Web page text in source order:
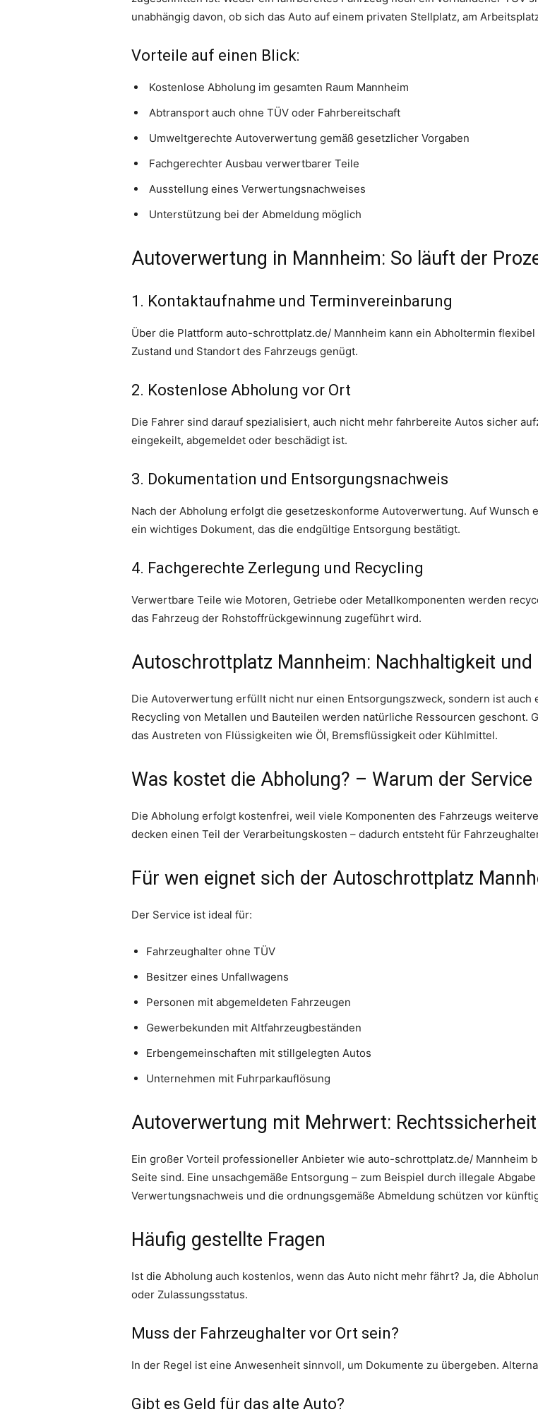
unabhängig davon, ob sich das Auto auf einem privaten Stellplatz, am
Vorteile auf einen Blick:
Kostenlose Abholung im gesamten Raum Mannheim
Abtransport auch ohne TÜV oder Fahrbereitschaft
Umweltgerechte Autoverwertung gemäß gesetzlicher Vorgaben
Fachgerechter Ausbau verwertbarer Teile
Ausstellung eines Verwertungsnachweises
Unterstützung bei der Abmeldung möglich
Autoverwertung in Mannheim: So läuft der
1. Kontaktaufnahme und Terminvereinbarung
Über die Plattform auto-schrottplatz.de/ Mannheim kann ein Abholtermin
Zustand und Standort des Fahrzeugs genügt.
2. Kostenlose Abholung vor Ort
Die Fahrer sind darauf spezialisiert, auch nicht mehr fahrbereite Autos sicher
eingekeilt, abgemeldet oder beschädigt ist.
3. Dokumentation und Entsorgungsnachweis
Nach der Abholung erfolgt die gesetzeskonforme Autoverwertung. Auf
ein wichtiges Dokument, das die endgültige Entsorgung bestätigt.
4. Fachgerechte Zerlegung und Recycling
Verwertbare Teile wie Motoren, Getriebe oder Metallkomponenten werden
das Fahrzeug der Rohstoffrückgewinnung zugeführt wird.
Autoschrottplatz Mannheim: Nachhaltigkeit
Die Autoverwertung erfüllt nicht nur einen Entsorgungszweck, sondern ist
Recycling von Metallen und Bauteilen werden natürliche Ressourcen
das Austreten von Flüssigkeiten wie Öl, Bremsflüssigkeit oder Kühlmittel.
Was kostet die Abholung? – Warum der
Die Abholung erfolgt kostenfrei, weil viele Komponenten des Fahrzeugs
decken einen Teil der Verarbeitungskosten – dadurch entsteht für
Für wen eignet sich der Autoschrottplatz
Der Service ist ideal für:
Fahrzeughalter ohne TÜV
Besitzer eines Unfallwagens
Personen mit abgemeldeten Fahrzeugen
Gewerbekunden mit Altfahrzeugbeständen
Erbengemeinschaften mit stillgelegten Autos
Unternehmen mit Fuhrparkauflösung
Autoverwertung mit Mehrwert:
Ein großer Vorteil professioneller Anbieter wie auto-schrottplatz.de/ Mannheim
Seite sind. Eine unsachgemäße Entsorgung – zum Beispiel durch illegale
Verwertungsnachweis und die ordnungsgemäße Abmeldung schützen vor
Häufig gestellte Fragen
Ist die Abholung auch kostenlos, wenn das Auto nicht mehr fährt? Ja, die
oder Zulassungsstatus.
Muss der Fahrzeughalter vor Ort sein?
In der Regel ist eine Anwesenheit sinnvoll, um Dokumente zu übergeben.
Gibt es Geld für das alte Auto?